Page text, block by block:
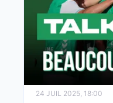
24 JUIL 2025, 18:00